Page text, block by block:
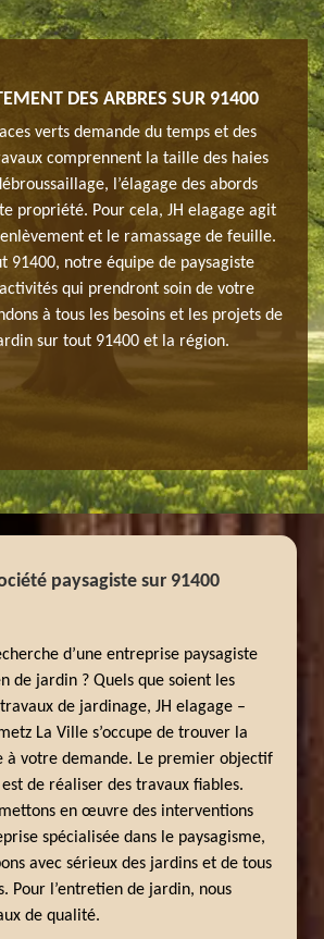
DES ARBRES SUR 91400
verts demande du temps et des
comprennent la taille des haies
l’élagage des abords
propriété. Pour cela, JH elagage agit
et le ramassage de feuille.
91400, notre équipe de paysagiste
qui prendront soin de votre
à tous les besoins et les projets de
sur tout 91400 et la région.
pas
à
paysagiste sur 91400
d’une entreprise paysagiste
de jardin ? Quels que soient les
de jardinage, JH elagage –
La Ville s’occupe de trouver la
à votre demande. Le premier objectif
de réaliser des travaux fiables.
en œuvre des interventions
spécialisée dans le paysagisme,
avec sérieux des jardins et de tous
Pour l’entretien de jardin, nous
de qualité.